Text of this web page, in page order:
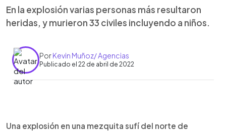
En la explosión varias personas más resultaron
heridas, y murieron 33 civiles incluyendo a niños.
PorKevin Muñoz/ Agencias
Publicado el 22 de abril de 2022
► Escuchar artículo
Una explosión en una mezquita sufí del norte de